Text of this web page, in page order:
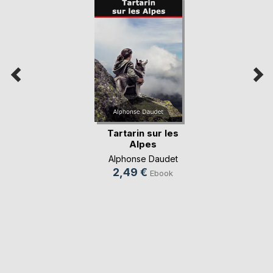
Tartarin sur les
Alpes
Alphonse Daudet
2,49 € Ebook